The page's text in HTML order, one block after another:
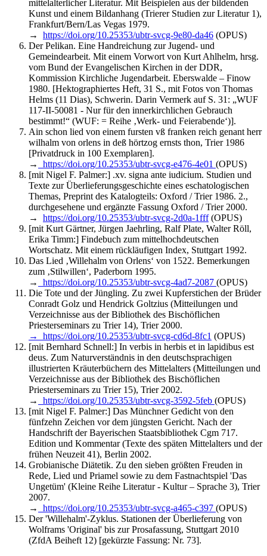
mittelalterlicher Literatur. Mit Beispielen aus der bildenden
Kunst und einem Bildanhang (Trierer Studien zur Literatur 1),
Frankfurt/Bern/Las Vegas 1979.
→ https://doi.org/10.25353/ubtr-svcg-9e80-da46 (OPUS)
Der Pelikan. Eine Handreichung zur Jugend- und
Gemeindearbeit. Mit einem Vorwort von Kurt Ahlhelm, hrsg.
vom Bund der Evangelischen Kirchen in der DDR,
Kommission Kirchliche Jugendarbeit. Eberswalde – Finow
1980. [Hektographiertes Heft, 31 S., mit Fotos von Thomas
Helms (11 Dias), Schwerin. Darin Vermerk auf S. 31: „WUF
117-II-50081 - Nur für den innerkirchlichen Gebrauch
bestimmt!“ (WUF: = Reihe ‚Werk- und Feierabende‘)].
Ain schon lied von einem fursten vß franken reich genant herr
wilhalm von orlens in deß hörtzog ernsts thon, Trier 1986
[Privatdruck in 100 Exemplaren].
→
https://doi.org/10.25353/ubtr-svcg-e476-4e01 (OPUS)
[mit Nigel F. Palmer:] .xv. signa ante iudicium. Studien und
Texte zur Überlieferungsgeschichte eines eschatologischen
Themas, Preprint des Katalogteils: Oxford / Trier 1986. 2.,
durchgesehene und ergänzte Fassung Oxford / Trier 2000.
→ https://doi.org/10.25353/ubtr-svcg-2d0a-1fff(OPUS)
[mit Kurt Gärtner, Jürgen Jaehrling, Ralf Plate, Walter Röll,
Erika Timm:] Findebuch zum mittelhochdeutschen
Wortschatz. Mit einem rückläufigen Index, Stuttgart 1992.
Das Lied ‚Willehalm von Orlens‘ von 1522. Bemerkungen
zum ‚Stilwillen‘, Paderborn 1995.
→
https://doi.org/10.25353/ubtr-svcg-4ad7-2087 (OPUS)
Die Tote und der Jüngling. Zu zwei Kupferstichen der Brüder
Conradt Golz und Hendrick Goltzius (Mitteilungen und
Verzeichnisse aus der Bibliothek des Bischöflichen
Priesterseminars zu Trier 14), Trier 2000.
→ https://doi.org/10.25353/ubtr-svcg-cd6d-8fc1 (OPUS)
[mit Bernhard Schnell:] In verbis in herbis et in lapidibus est
deus. Zum Naturverständnis in den deutschsprachigen
illustrierten Kräuterbüchern des Mittelalters (Mitteilungen und
Verzeichnisse aus der Bibliothek des Bischöflichen
Priesterseminars zu Trier 15), Trier 2002.
→
https://doi.org/10.25353/ubtr-svcg-3592-5feb (OPUS)
[mit Nigel F. Palmer:] Das Münchner Gedicht von den
fünfzehn Zeichen vor dem jüngsten Gericht. Nach der
Handschrift der Bayerischen Staatsbibliothek Cgm 717.
Edition und Kommentar (Texte des späten Mittelalters und der
frühen Neuzeit 41), Berlin 2002.
Grobianische Diätetik. Zu den sieben größten Freuden in
Rede, Lied und Priamel sowie zu dem Fastnachtspiel 'Das
Ungetüm' (Kleine Reihe Literatur - Kultur – Sprache 3), Trier
2007.
→
https://doi.org/10.25353/ubtr-svcg-a465-c397 (OPUS)
Der 'Willehalm'-Zyklus. Stationen der Überlieferung von
Wolframs 'Original' bis zur Prosafassung, Stuttgart 2010
(ZfdA Beiheft 12) [gekürzte Fassung: Nr. 73].